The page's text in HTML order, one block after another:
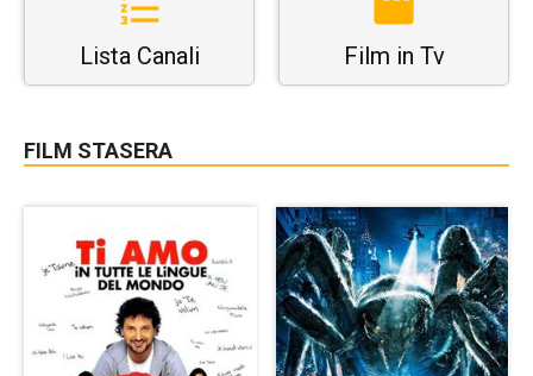
Lista Canali Film in Tv
FILM STASERA